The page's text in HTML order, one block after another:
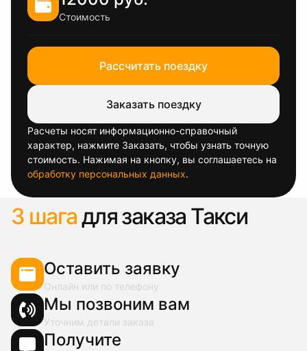
Стоимость
Рассчитать поездку
Заказать поездку
Расчеты носят информационно-справочный
характер, нажмите Заказать, чтобы узнать точную
стоимость. Нажимая на кнопку, вы соглашаетесь на
обработку персональных данных.
3 шагадля заказа Такси
Оставить заявку
Онлайн или по телефону
Мы позвоним вам
Уточним детали заказа
Получите